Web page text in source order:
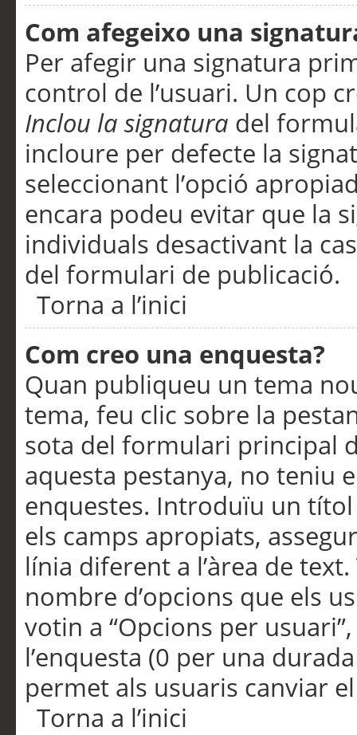
Com afegeixo una
Per afegir una signatura
control de l’usuari. Un cop
Inclou la signatura del
incloure per defecte la
seleccionant l’opció
encara podeu evitar que la
individuals desactivant la
del formulari de publicació.
Torna a l’inici
Com creo una enquesta?
Quan publiqueu un tema
tema, feu clic sobre la
sota del formulari principal
aquesta pestanya, no teniu
enquestes. Introduïu un
els camps apropiats,
línia diferent a l’àrea de
nombre d’opcions que els
votin a “Opcions per
l’enquesta (0 per una
permet als usuaris canviar
Torna a l’inici